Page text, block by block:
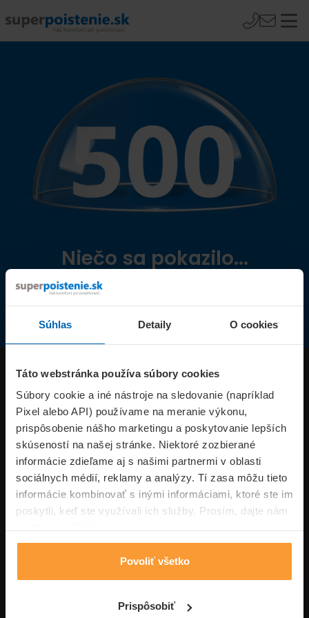
Súhlas Detaily O cookies
Táto webstránka používa súbory cookies
Súbory cookie a iné nástroje na sledovanie (napríklad
Pixel alebo API) používame na meranie výkonu,
prispôsobenie nášho marketingu a poskytovanie lepších
skúseností na našej stránke. Niektoré zozbierané
informácie zdieľame aj s našimi partnermi v oblasti
sociálnych médií, reklamy a analýzy. Tí zasa môžu tieto
informácie kombinovať s inými informáciami, ktoré ste im
poskytli, keď ste využívali ich služby. Prosím, dajte nám
Povoliť všetko
Prispôsobiť
Niečo sa pokazilo...
Přejít na úvodní stránku
Produkty
Superpoistenie.sk
Informácie
Typy poistení
Volajte pon-pia: 09:00–17:00 hod
0850 100 101
Napíšte nám